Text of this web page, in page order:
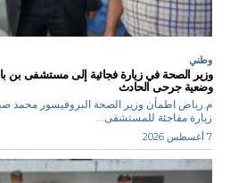
وطني
وزير الصحة في زيارة فجائية إلى مستشفى
وضعية جرحى الحادث
م.رياض اطمأن وزير الصحة البروفيسور
زيارة مفاجئة للمستشفى...
7 أغسطس 2026